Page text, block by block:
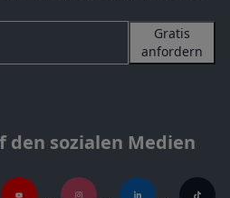
Gratis
anfordern
den sozialen Medien